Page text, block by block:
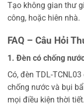
Tạo không gian thư
công, hoặc hiên nhà.
FAQ – Câu Hỏi
1. Đèn có chống
Có, đèn TDL-
chống nước và bụi
mọi điều kiện thời tiết.